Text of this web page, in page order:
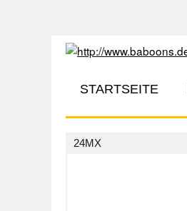
STARTSEITE
24MX